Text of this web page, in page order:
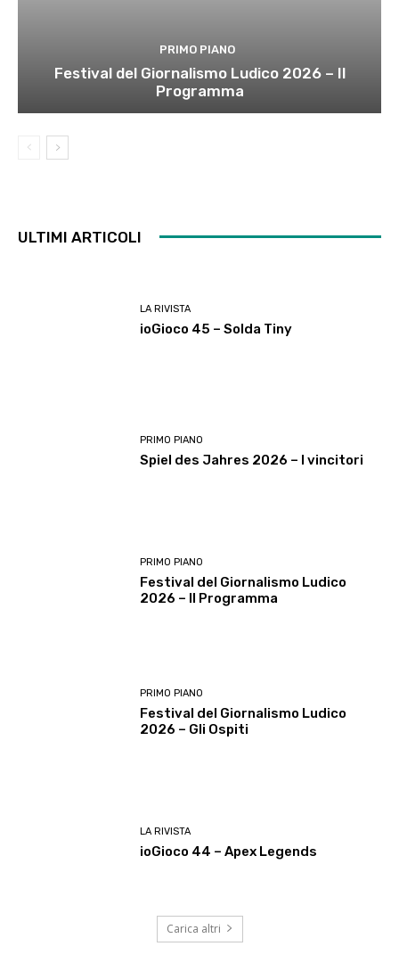
PRIMO PIANO
Festival del Giornalismo Ludico 2026 – Il
Programma
ULTIMI ARTICOLI
LA RIVISTA
ioGioco 45 – Solda Tiny
PRIMO PIANO
Spiel des Jahres 2026 – I vincitori
PRIMO PIANO
Festival del Giornalismo Ludico
2026 – Il Programma
PRIMO PIANO
Festival del Giornalismo Ludico
2026 – Gli Ospiti
LA RIVISTA
ioGioco 44 – Apex Legends
Carica altri